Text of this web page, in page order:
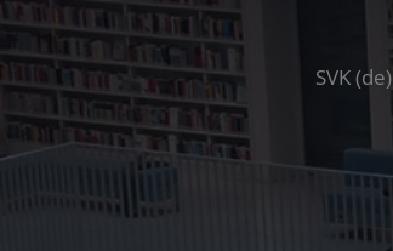
SVK (de)